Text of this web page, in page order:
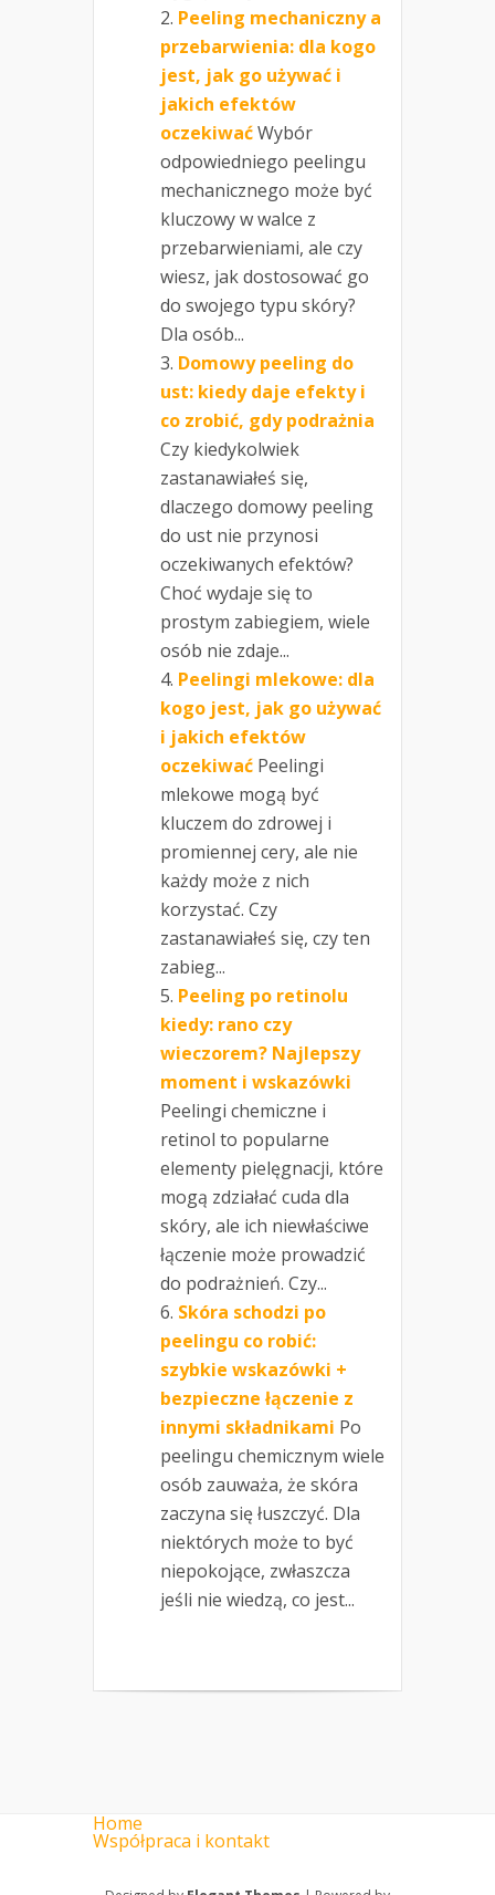
Peeling mechaniczny a
przebarwienia: dla kogo
jest, jak go używać i
jakich efektów
oczekiwaćWybór
odpowiedniego peelingu
mechanicznego może być
kluczowy w walce z
przebarwieniami, ale czy
wiesz, jak dostosować go
do swojego typu skóry?
Dla osób...
Domowy peeling do
ust: kiedy daje efekty i
co zrobić, gdy podrażnia
Czy kiedykolwiek
zastanawiałeś się,
dlaczego domowy peeling
do ust nie przynosi
oczekiwanych efektów?
Choć wydaje się to
prostym zabiegiem, wiele
osób nie zdaje...
Peelingi mlekowe: dla
kogo jest, jak go używać
i jakich efektów
oczekiwać Peelingi
mlekowe mogą być
kluczem do zdrowej i
promiennej cery, ale nie
każdy może z nich
korzystać. Czy
zastanawiałeś się, czy ten
zabieg...
Peeling po retinolu
kiedy: rano czy
wieczorem? Najlepszy
moment i wskazówki
Peelingi chemiczne i
retinol to popularne
elementy pielęgnacji, które
mogą zdziałać cuda dla
skóry, ale ich niewłaściwe
łączenie może prowadzić
do podrażnień. Czy...
Skóra schodzi po
peelingu co robić:
szybkie wskazówki +
bezpieczne łączenie z
innymi składnikami Po
peelingu chemicznym wiele
osób zauważa, że skóra
zaczyna się łuszczyć. Dla
niektórych może to być
niepokojące, zwłaszcza
jeśli nie wiedzą, co jest...
Home
Współpraca i kontakt